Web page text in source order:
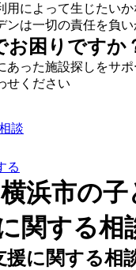
用によって生じたい
ンは一切の責任を負い
お困りですか
あった施設探しをサポ
せください
談
る
浜市の
関する相
援に関する相